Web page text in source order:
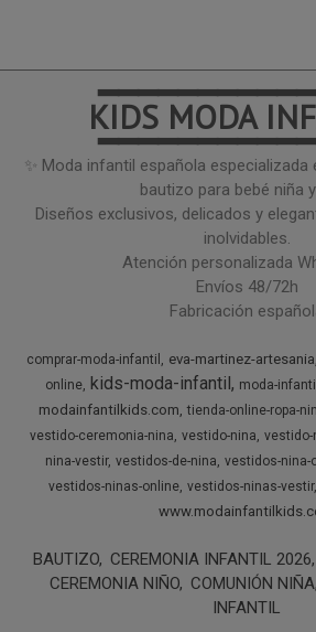
KIDS MODA
✨ Moda infantil española especializada
bautizo para bebé niña
Diseños exclusivos, delicados y
inolvidables.
Atención personalizada
Envíos 48/72h
Fabricación
comprar-moda-infantil eva-martinez-artesania
online kids-moda-infantil moda-infantil
modainfantilkids.com tienda-online-ropa-
vestido-ceremonia-nina vestido-nina vestido-
nina-vestir vestidos-de-nina vestidos-nina-
vestidos-ninas-online vestidos-ninas-vestir
BAUTIZO CEREMONIA INFANTIL 2026
CEREMONIA NIÑO COMUNIÓN NIÑA
INFANTIL